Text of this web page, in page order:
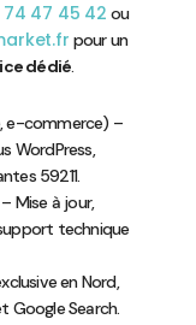
74 47 45 42 ou
pour un
dédié.
e-commerce) –
WordPress,
59211.
– Mise à jour,
technique
en Nord,
Google Search.